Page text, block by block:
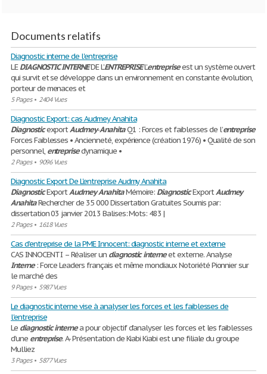
Documents relatifs
Diagnostic interne de l'entreprise
LEDIAGNOSTICINTERNEDE L’ENTREPRISEL’entrepriseest un système ouvert
qui survit et se développe dans un environnement en constante évolution,
porteur de menaces et
5 Pages• 2404 Vues
Diagnostic Export: cas Audmey Anahita
DiagnosticexportAudmey-AnahitaQ1 : Forces et faiblesses de l’entreprise
Forces Faiblesses • Ancienneté, expérience (création 1976) • Qualité de son
personnel, entreprisedynamique •
2 Pages• 9096 Vues
Diagnostic Export De L'entreprise Audmy Anahita
DiagnosticExportAudmeyAnahitaMémoire: DiagnosticExportAudmey
AnahitaRechercher de 35 000 Dissertation Gratuites Soumis par:
dissertation 03 janvier 2013 Balises: Mots: 483 |
2 Pages• 1618 Vues
Cas d'entreprise de la PME Innocent: diagnostic interne et externe
CAS INNOCENT I – Réaliser un diagnostic interneet externe. Analyse
Interne: Force Leaders français et même mondiaux Notoriété Pionnier sur
le marché des
9 Pages• 5987 Vues
Le diagnostic interne vise à analyser les forces et les faiblesses de
l'entreprise
Le diagnostic internea pour objectif d’analyser les forces et les faiblesses
d’une entreprise. A- Présentation de Kiabi Kiabi est une filiale du groupe
Mulliez
3 Pages• 5877 Vues